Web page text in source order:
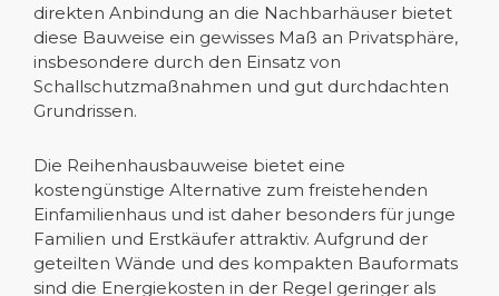
direkten Anbindung an die Nachbarhäuser bietet
diese Bauweise ein gewisses Maß an Privatsphäre,
insbesondere durch den Einsatz von
Schallschutzmaßnahmen und gut durchdachten
Grundrissen.
Die Reihenhausbauweise bietet eine
kostengünstige Alternative zum freistehenden
Einfamilienhaus und ist daher besonders für junge
Familien und Erstkäufer attraktiv. Aufgrund der
geteilten Wände und des kompakten Bauformats
sind die Energiekosten in der Regel geringer als